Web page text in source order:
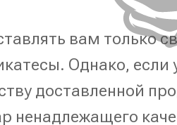
вам только
Однако, если
доставленной
ненадлежащего